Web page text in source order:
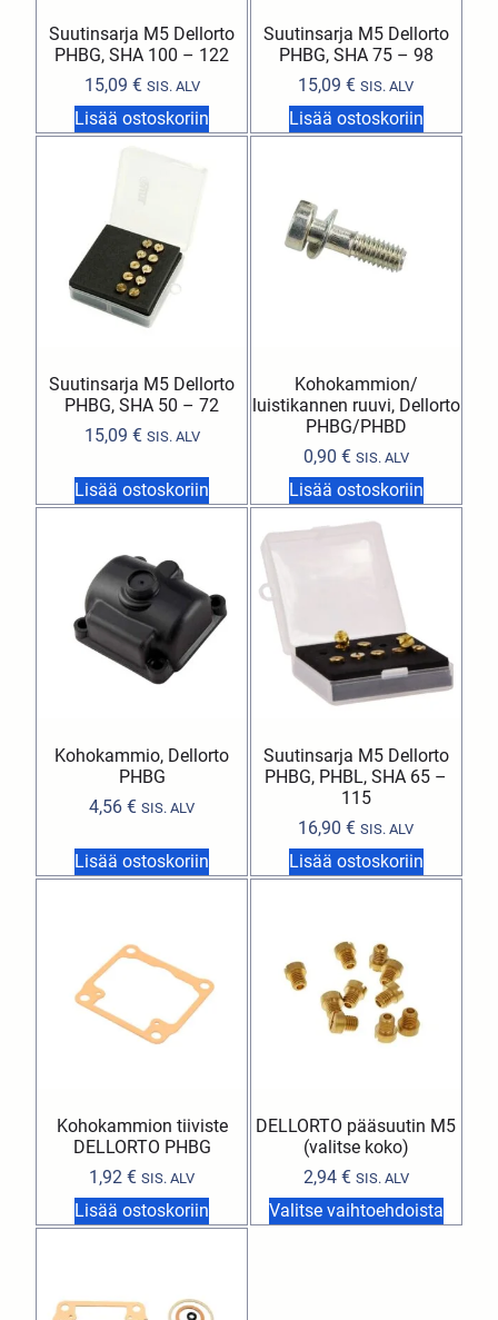
Suutinsarja M5 Dellorto
PHBG, SHA 100 – 122
15,09 € SIS. ALV
Lisää ostoskoriin
Suutinsarja M5 Dellorto
PHBG, SHA 75 – 98
15,09€ SIS. ALV
Lisää ostoskoriin
Suutinsarja M5 Dellorto
PHBG, SHA 50 – 72
15,09 € SIS. ALV
Lisää ostoskoriin
Kohokammion/
luistikannen ruuvi, Dellorto
PHBG/PHBD
0,90 € SIS. ALV
Lisää ostoskoriin
Kohokammio, Dellorto
PHBG
4,56€ SIS. ALV
Lisää ostoskoriin
Suutinsarja M5 Dellorto
PHBG, PHBL, SHA 65 –
115
16,90€ SIS. ALV
Lisää ostoskoriin
Kohokammion tiiviste
DELLORTO PHBG
1,92€ SIS. ALV
Lisää ostoskoriin
DELLORTO pääsuutin M5
(valitse koko)
2,94 € SIS. ALV
Valitse vaihtoehdoista